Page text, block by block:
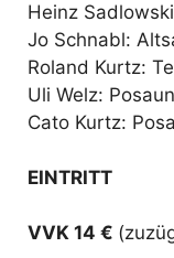
Heinz
Jo Schnabl:
Roland Kurtz:
Uli Welz:
Cato Kurtz:
EINTRITT
VVK 14 €